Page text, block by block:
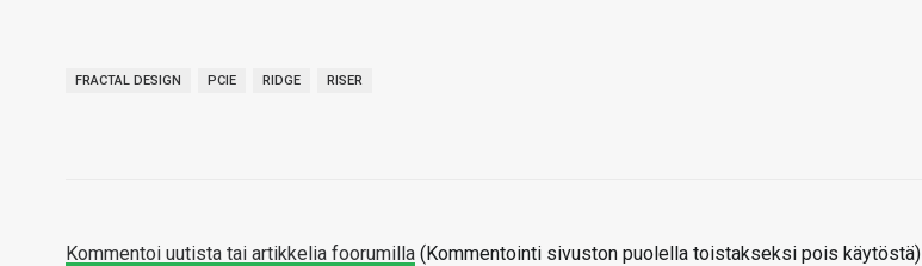
FRACTAL DESIGN PCIE RIDGE RISER
Kommentoi uutista tai artikkelia foorumilla (Kommentointi sivuston puolella toistakseksi pois käytöstä)